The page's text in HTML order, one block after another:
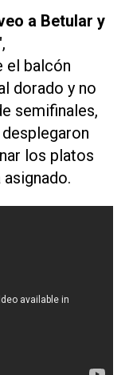
a Betular y
el balcón
dorado y no
semifinales,
los platos